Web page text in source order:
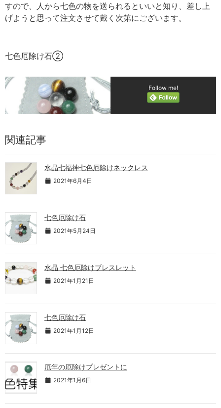
すので、人から七色の物を送られるといいと知り、差し上
げようと思って注文させて戴く次第にございます。
七色厄除け石②
Follow me!
関連記事
水晶七福神七色厄除けネックレス
2021年6月4日
七色厄除け石
2021年5月24日
水晶 七色厄除けブレスレット
2021年1月21日
七色厄除け石
2021年1月12日
厄年の厄除けプレゼントに
2021年1月6日